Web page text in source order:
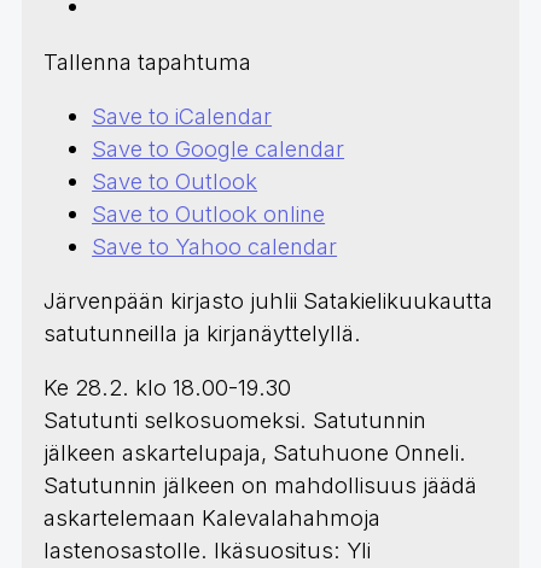
Tallenna tapahtuma
Save to iCalendar
Save to Google calendar
Save to Outlook
Save to Outlook online
Save to Yahoo calendar
Järvenpään kirjasto juhlii Satakielikuukautta
satutunneilla ja kirjanäyttelyllä.
Ke 28.2. klo 18.00-19.30
Satutunti selkosuomeksi. Satutunnin
jälkeen askartelupaja, Satuhuone Onneli.
Satutunnin jälkeen on mahdollisuus jäädä
askartelemaan Kalevalahahmoja
lastenosastolle. Ikäsuositus: Yli